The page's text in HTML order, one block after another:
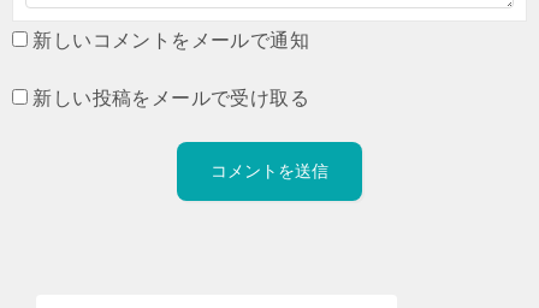
新しいコメントをメールで通知
新しい投稿をメールで受け取る